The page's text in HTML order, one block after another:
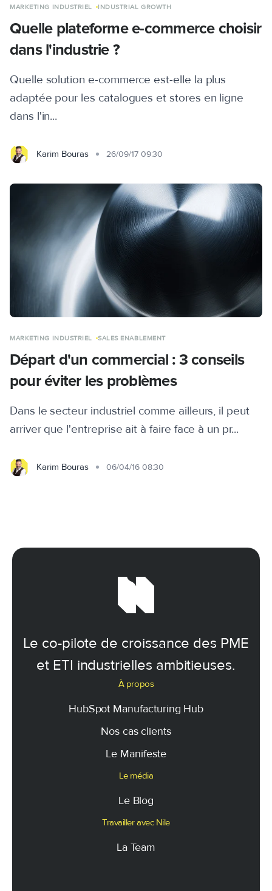
MARKETING INDUSTRIEL INDUSTRIAL GROWTH
Quelle plateforme e-commerce choisir
dans l'industrie ?
Quelle solution e-commerce est-elle la plus
adaptée pour les catalogues et stores en ligne
dans l'in...
Karim Bouras 26/09/17 09:30
MARKETING INDUSTRIEL SALES ENABLEMENT
Départ d'un commercial : 3 conseils
pour éviter les problèmes
Dans le secteur industriel comme ailleurs, il peut
arriver que l'entreprise ait à faire face à un pr...
Karim Bouras 06/04/16 08:30
Le co-pilote de croissance des PME
et ETI industrielles ambitieuses.
À propos
HubSpot Manufacturing Hub
Nos cas clients
Le Manifeste
Le média
Le Blog
Travailler avec Nile
La Team